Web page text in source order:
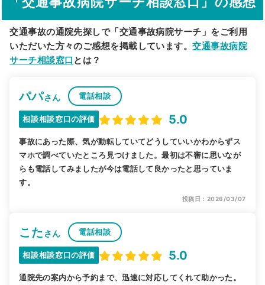
交通事故の通院先探しで「交通事故病院サーチ」をご利用
いただいた方々のご感想を掲載しています。交通事故病院
サーチ相談窓口 とは？
パパさん 電話相談
相談相談窓口の評価 5.0
事故にあった際、気が動転していてどうしていいかわからずス
マホで調べていたところ見つけました。最初は不審に思いなが
らも電話してみましたが今は電話して良かったと思っていま
す。
投稿日：2026/03/07
こたさん 電話相談
相談相談窓口の評価 5.0
通院先の案内から予約まで、迅速に対応してくれて助かった。